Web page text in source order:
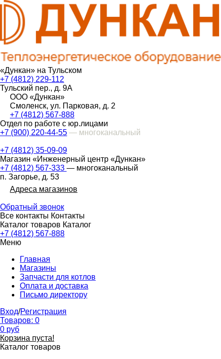
«Дункан» на Тульском
+7 (4812) 229-112
Тульский пер., д. 9А
ООО «Дункан»
Смоленск, ул. Парковая, д. 2
+7 (4812) 567-888
Отдел по работе с юр.лицами
+7 (900) 220-44-55 — многоканальный
+7 (4812) 35-09-09
Магазин «Инженерный центр «Дункан»
+7 (4812) 567-333 — многоканальный
п. Загорье, д. 53
Адреса магазинов
Обратный звонок
Все контакты Контакты
Каталог товаров Каталог
+7 (4812) 567-888
Меню
Главная
Магазины
Запчасти для котлов
Оплата и доставка
Письмо директору
Вход/Регистрация
Товаров: 0
0 руб
Корзина пуста!
Каталог товаров